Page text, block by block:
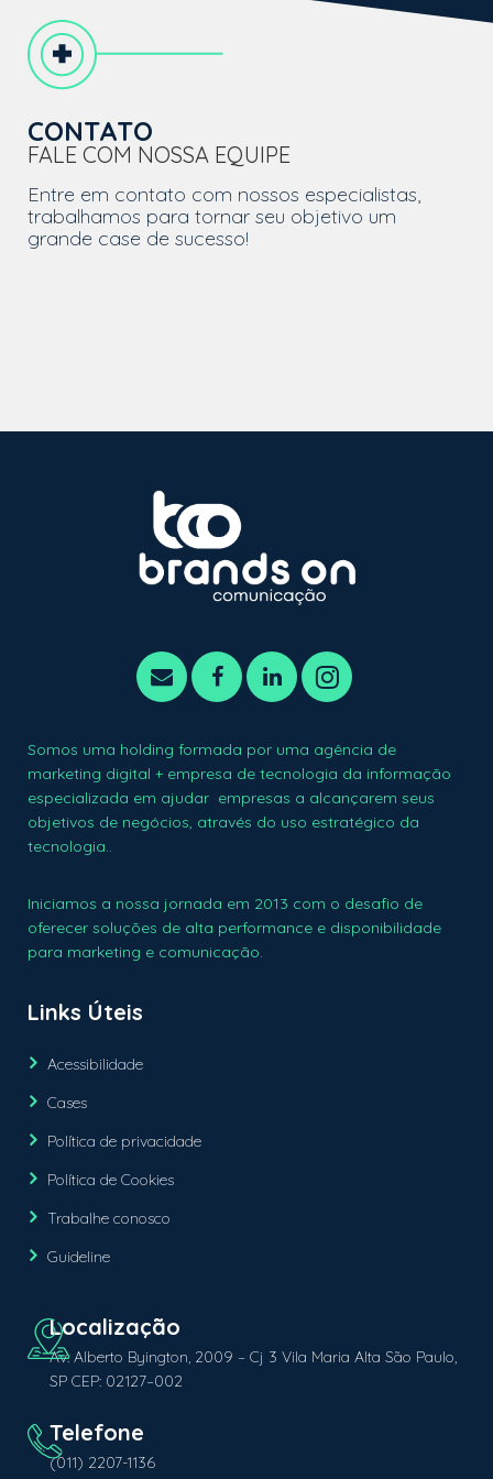
CONTATO
FALE COM NOSSA EQUIPE
Entre em contato com nossos especialistas,
trabalhamos para tornar seu objetivo um
grande case de sucesso!
Somos uma holding formada por uma agência de
marketing digital + empresa de tecnologia da informação
especializada em ajudar empresas a alcançarem seus
objetivos de negócios, através do uso estratégico da
tecnologia..
Iniciamos a nossa jornada em 2013 com o desafio de
oferecer soluções de alta performance e disponibilidade
para marketing e comunicação.
Links Úteis
Acessibilidade
Cases
Política de privacidade
Política de Cookies
Trabalhe conosco
Guideline
Av. Alberto Byington, 2009 – Cj 3 Vila Maria Alta São Paulo,
SP CEP: 02127–002
(011) 2207-1136